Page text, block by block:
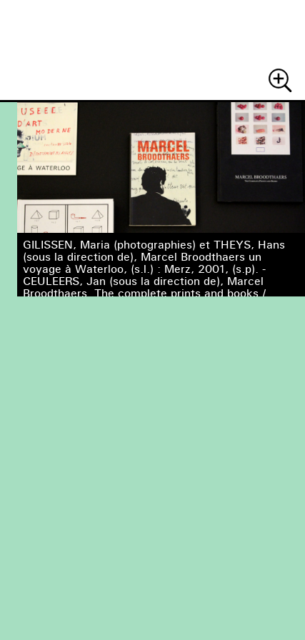
GILISSEN, Maria (photographies) et THEYS, Hans
(sous la direction de), Marcel Broodthaers un
voyage à Waterloo, (s.l.) : Merz, 2001, (s.p). -
CEULEERS, Jan (sous la direction de), Marcel
Broodthaers. The complete prints and books /